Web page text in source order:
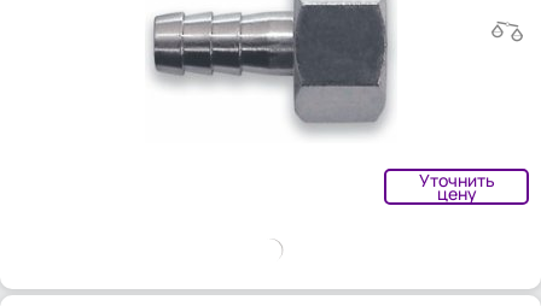
Уточнить
цену